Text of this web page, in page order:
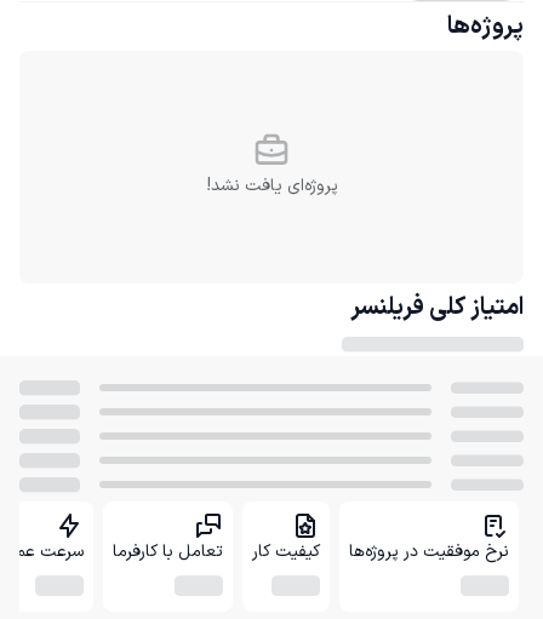
پروژه‌ها
پروژه‌ای یافت نشد!
امتیاز کلی فریلنسر
نرخ موفقیت در پروژه‌ها کیفیت کار تعامل با کارفرما سرعت عمل